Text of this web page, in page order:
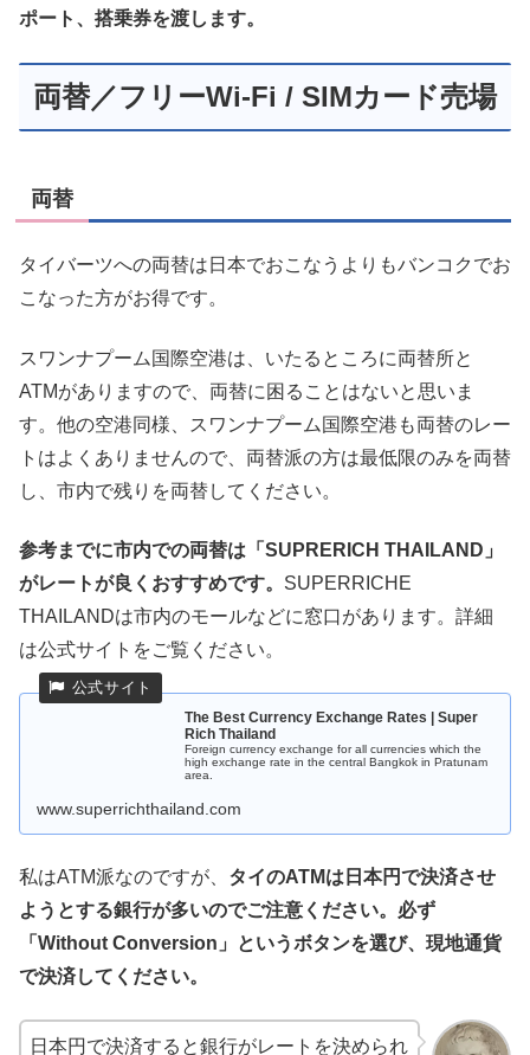
ポート、搭乗券を渡します。
両替／フリーWi-Fi / SIMカード売場
両替
タイバーツへの両替は日本でおこなうよりもバンコクでお
こなった方がお得です。
スワンナプーム国際空港は、いたるところに両替所と
ATMがありますので、両替に困ることはないと思いま
す。他の空港同様、スワンナプーム国際空港も両替のレー
トはよくありませんので、両替派の方は最低限のみを両替
し、市内で残りを両替してください。
参考までに市内での両替は「SUPRERICH THAILAND」
がレートが良くおすすめです。 SUPERRICHE
THAILANDは市内のモールなどに窓口があります。詳細
は公式サイトをご覧ください。
The Best Currency Exchange Rates | Super
Rich Thailand
Foreign currency exchange for all currencies which the
high exchange rate in the central Bangkok in Pratunam
area.
www.superrichthailand.com
私はATM派なのですが、 タイのATMは日本円で決済させ
ようとする銀行が多いのでご注意ください。必ず
「Without Conversion」というボタンを選び、現地通貨
で決済してください。
日本円で決済すると銀行がレートを決められ